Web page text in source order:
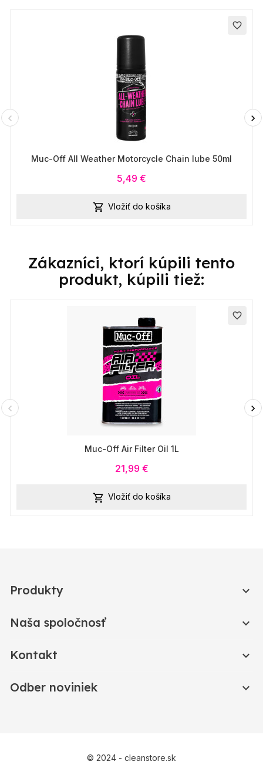
favorite_border
Muc-Off All Weather Motorcycle Chain lube 50ml
5,49 €
 Vložiť do košíka
Zákazníci, ktorí kúpili tento
produkt, kúpili tiež:
favorite_border
Muc-Off Air Filter Oil 1L
21,99 €
 Vložiť do košíka
Produkty 
Naša spoločnosť 
Kontakt 
Odber noviniek 
© 2024 - cleanstore.sk